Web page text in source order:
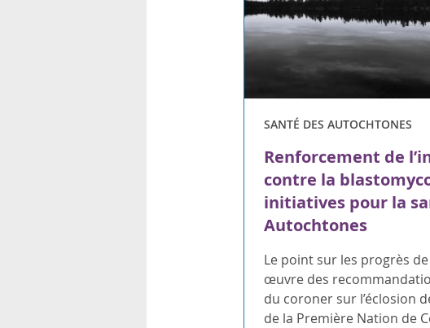
SANTÉ DES AUTOCHTONES
Renforcement de
contre la
initiatives pour la
Autochtones
Le point sur les progrès
œuvre des
du coroner sur l’éclosion
de la Première Nation de